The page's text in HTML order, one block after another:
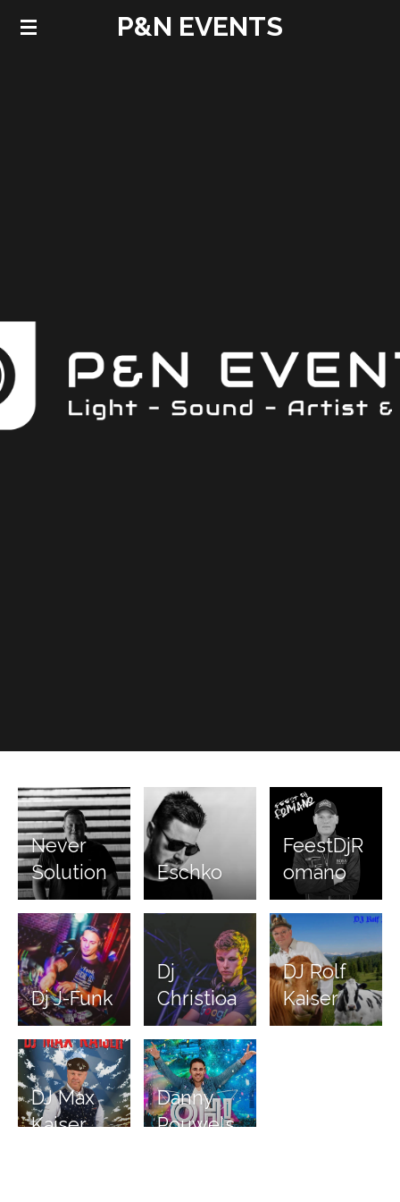
Ga
P&N EVENTS
Never
Solution
Eschko
FeestDjR
omano
Dj J-Funk
Dj
Christioa
DJ Rolf
Kaiser
DJ Max
Kaiser
Danny
Pouwels